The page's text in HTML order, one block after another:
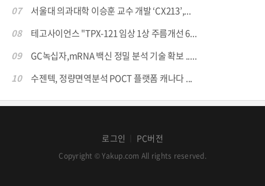
07
서울대 의과대학 이승훈 교수 개발 ‘CX213’,...
08
테고사이언스 "TPX-121 임상 1상 주름개선 6...
09
GC녹십자,mRNA 백신 정밀 분석 기술 확보 .....
10
수젠텍, 정량면역분석 POCT 플랫폼 캐나다 ...
로그인 PC버전
Copyright © Yakup.com All rights reserved.